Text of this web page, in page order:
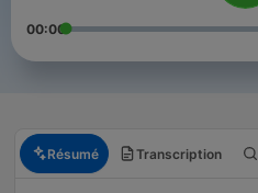
00:00
Résumé Transcription